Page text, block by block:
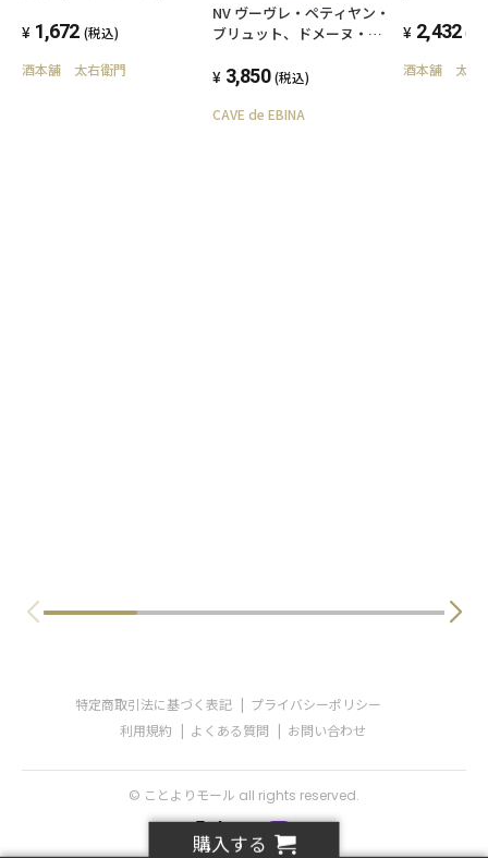
購入する
LIQUEUR 700ml 20度
1,672 (税込)
酒本舗 太右衛門
NV ヴーヴレ・ペティヤン・
ブリュット、ドメーヌ・ヴ
3,850 (税込)
CAVE de EBINA
2,432 (税
酒本舗 太右
特定商取引法に基づく表記
プライバシーポリシー
利用規約
よくある質問 お問い合わせ
© ことよりモール all rights reserved.